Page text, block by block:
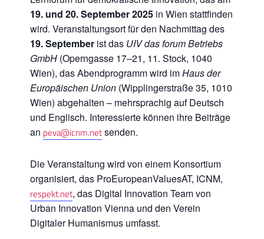
19. und 20. September 2025in Wien stattfinden
wird. Veranstaltungsort für den Nachmittag des
19. Septemberist das UIV das forum Betriebs
GmbH(Operngasse 17–21, 11. Stock, 1040
Wien), das Abendprogramm wird imHaus der
Europäischen Union(Wipplingerstraße 35, 1010
Wien) abgehalten – mehrsprachig auf Deutsch
und Englisch. Interessierte können ihre Beiträge
an peva@icnm.netsenden.
Die Veranstaltung wird von einem Konsortium
organisiert, das ProEuropeanValuesAT, ICNM,
respekt.net, das Digital Innovation Team von
Urban Innovation Vienna und den Verein
Digitaler Humanismus umfasst.